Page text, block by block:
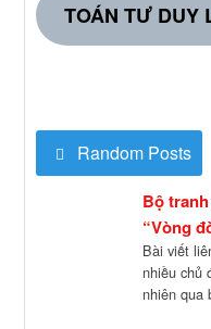
TOÁN TƯ DUY
Random Posts
Bộ
“Vòng
Bài viết
nhiều chủ
nhiên